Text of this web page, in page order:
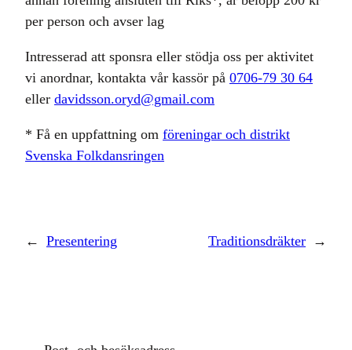
per person och avser lag
Intresserad att sponsra eller stödja oss per aktivitet
vi anordnar, kontakta vår kassör på 0706-79 30 64
eller davidsson.oryd@gmail.com
* Få en uppfattning om föreningar och distrikt
Svenska Folkdansringen
← Presentering Traditionsdräkter →